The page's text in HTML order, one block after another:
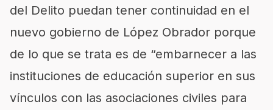
del Delito puedan tener continuidad en el
nuevo gobierno de López Obrador porque
de lo que se trata es de “embarnecer a las
instituciones de educación superior en sus
vínculos con las asociaciones civiles para